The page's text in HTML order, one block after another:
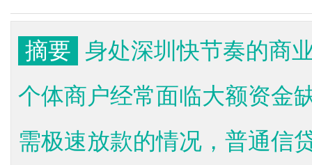
摘要 身处深圳快节奏的商
个体商户经常面临大额资金
需极速放款的情况，普通信